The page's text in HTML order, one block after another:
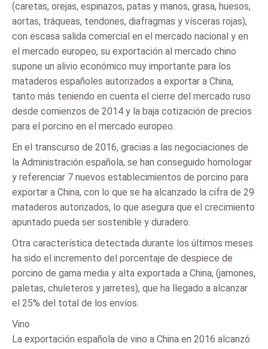
(caretas, orejas, espinazos, patas y manos, grasa, huesos,
aortas, tráqueas, tendones, diafragmas y vísceras rojas),
con escasa salida comercial en el mercado nacional y en
el mercado europeo, su exportación al mercado chino
supone un alivio económico muy importante para los
mataderos españoles autorizados a exportar a China,
tanto más teniendo en cuenta el cierre del mercado ruso
desde comienzos de 2014 y la baja cotización de precios
para el porcino en el mercado europeo.
En el transcurso de 2016, gracias a las negociaciones de
la Administración española, se han conseguido homologar
y referenciar 7 nuevos establecimientos de porcino para
exportar a China, con lo que se ha alcanzado la cifra de 29
mataderos autorizados, lo que asegura que el crecimiento
apuntado pueda ser sostenible y duradero.
Otra característica detectada durante los últimos meses
ha sido el incremento del porcentaje de despiece de
porcino de gama media y alta exportada a China, (jamones,
paletas, chuleteros y jarretes), que ha llegado a alcanzar
el 25% del total de los envíos.
Vino
La exportación española de vino a China en 2016 alcanzó